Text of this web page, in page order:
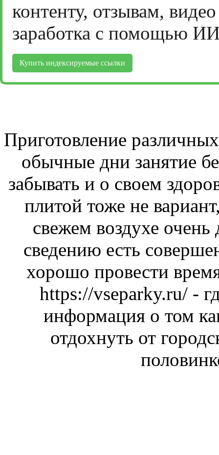
контенту, отзывам,
заработка с помощью
Купить индексируемые ссылки
Приготовление
обычные дни занятие
забывать и о своем
плитой тоже не
свежем воздухе
сведению есть
хорошо провести
https://vseparky.ru/ -
информация о том
отдохнуть от